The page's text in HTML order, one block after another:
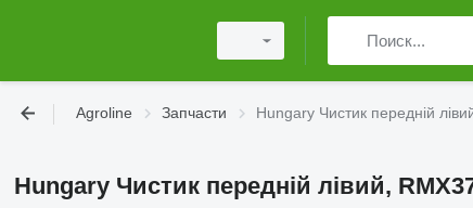
Agroline Запчасти Hungary Чистик передній
Hungary Чистик передній лівий,